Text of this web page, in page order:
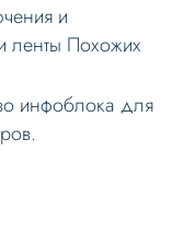
и
ленты Похожих
инфоблока для